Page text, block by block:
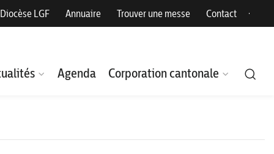
Diocèse LGF Annuaire Trouver une messe Contact
Agenda Corporation cantonale